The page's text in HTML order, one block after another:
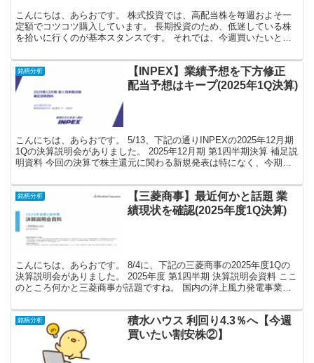
こんにちは、あらおです。 株式投資では、高配当株を毎週およそ一
定額でコツコツ購入しています。 長期投資のため、低迷している株
を拾いに行くのが基本スタンスです。 それでは、今週買いたいと思
銘柄分析
【INPEX】業績予想を下方修正
配当予想はキープ(2025年1Q決算)
こんにちは、あらおです。 5/13、下記の通りINPEXの2025年12月期
1Qの決算説明会がありました。 2025年12月期 第1四半期決算 補足説
明資料 今回の決算で株主還元に関わる新規発表は特になく、今期配
銘柄分析
【三菱商事】最近何かと話題 業
績現状を確認(2025年度1Q決算)
こんにちは、あらおです。 8/4に、下記の三菱商事の2025年度1Qの
決算説明会がありました。 2025年度 第1四半期 決算説明会資料 ここ
のところ何かと三菱商事が話題ですね。 国内の洋上風力発電事業か
銘柄分析
積水ハウス 利回り4.3％へ【今週
買いたい割安株②】